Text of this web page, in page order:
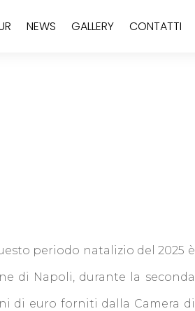
NEWS GALLERY CONTATTI
periodo natalizio del 2025 è
di Napoli, durante la seconda
di euro forniti dalla Camera di